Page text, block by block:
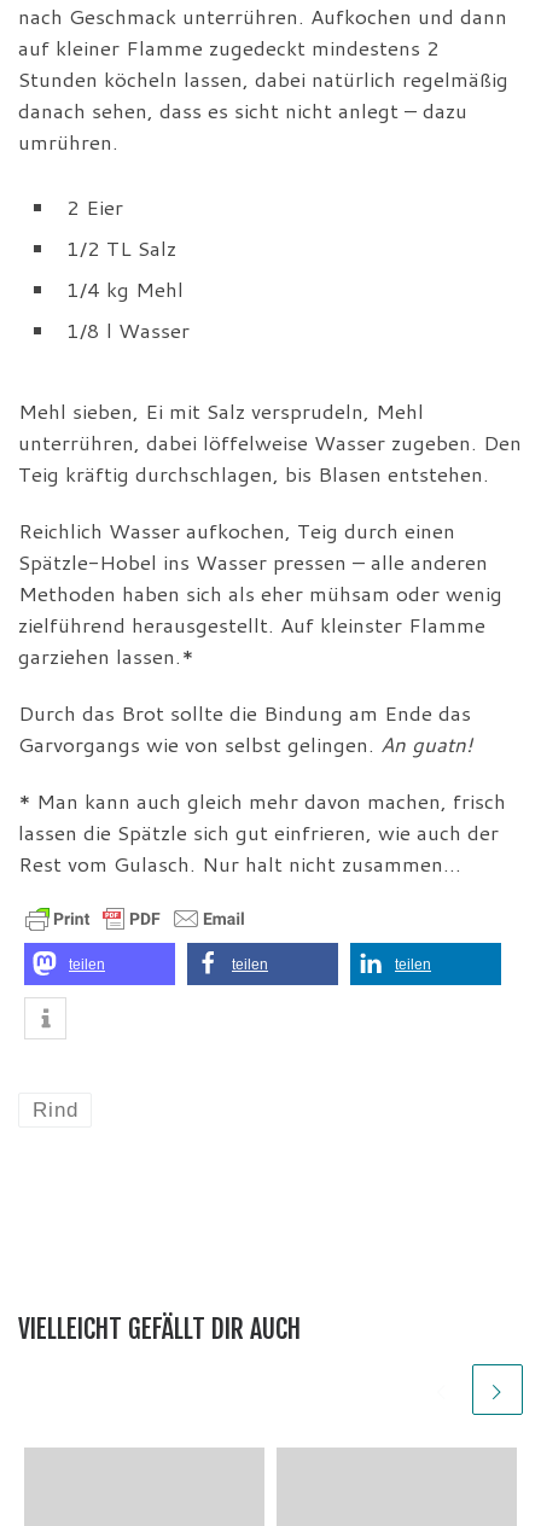
nach Geschmack unterrühren. Aufkochen und dann
auf kleiner Flamme zugedeckt mindestens 2
Stunden köcheln lassen, dabei natürlich regelmäßig
danach sehen, dass es sicht nicht anlegt – dazu
umrühren.
2 Eier
1/2 TL Salz
1/4 kg Mehl
1/8 l Wasser
Mehl sieben, Ei mit Salz versprudeln, Mehl
unterrühren, dabei löffelweise Wasser zugeben. Den
Teig kräftig durchschlagen, bis Blasen entstehen.
Reichlich Wasser aufkochen, Teig durch einen
Spätzle-Hobel ins Wasser pressen – alle anderen
Methoden haben sich als eher mühsam oder wenig
zielführend herausgestellt. Auf kleinster Flamme
garziehen lassen.*
Durch das Brot sollte die Bindung am Ende das
Garvorgangs wie von selbst gelingen. An guatn!
* Man kann auch gleich mehr davon machen, frisch
lassen die Spätzle sich gut einfrieren, wie auch der
Rest vom Gulasch. Nur halt nicht zusammen…
teilen teilen teilen
Rind
VIELLEICHT GEFÄLLT DIR AUCH